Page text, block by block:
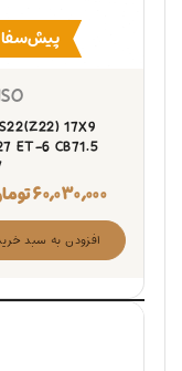
17X9
ET-6 CB71.5
۶۰,۰۳۰,۰۰۰
افزودن به سبد